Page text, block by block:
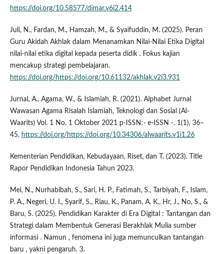
https://doi.org/10.58577/dimar.v6i2.414
Juli, N., Fardan, M., Hamzah, M., & Syaifuddin, M. (2025). Peran
Guru Akidah Akhlak dalam Menanamkan Nilai-Nilai Etika Digital
nilai-nilai etika digital kepada peserta didik . Fokus kajian
mencakup strategi pembelajaran.
https://doi.org/https://doi.org/10.61132/akhlak.v2i3.931
Jurnal, A., Agama, W., & Islamiah, R. (2021). Alphabet Jurnal
Wawasan Agama Risalah Islamiah, Teknologi dan Sosial (Al-
Waarits) Vol. 1 No. 1 Oktober 2021 p-ISSN:- e-ISSN -. 1(1), 36–
45. https://doi.org/https://doi.org/10.34306/alwaarits.v1i1.26
Kementerian Pendidikan, Kebudayaan, Riset, dan T. (2023). Title
Rapor Pendidikan Indonesia Tahun 2023.
Mei, N., Nurhabibah, S., Sari, H. P., Fatimah, S., Tarbiyah, F., Islam,
P. A., Negeri, U. I., Syarif, S., Riau, K., Panam, A. K., Hr, J., No, S., &
Baru, S. (2025). Pendidikan Karakter di Era Digital : Tantangan dan
Strategi dalam Membentuk Generasi Berakhlak Mulia sumber
informasi . Namun , fenomena ini juga memunculkan tantangan
baru , yakni pengaruh. 3.